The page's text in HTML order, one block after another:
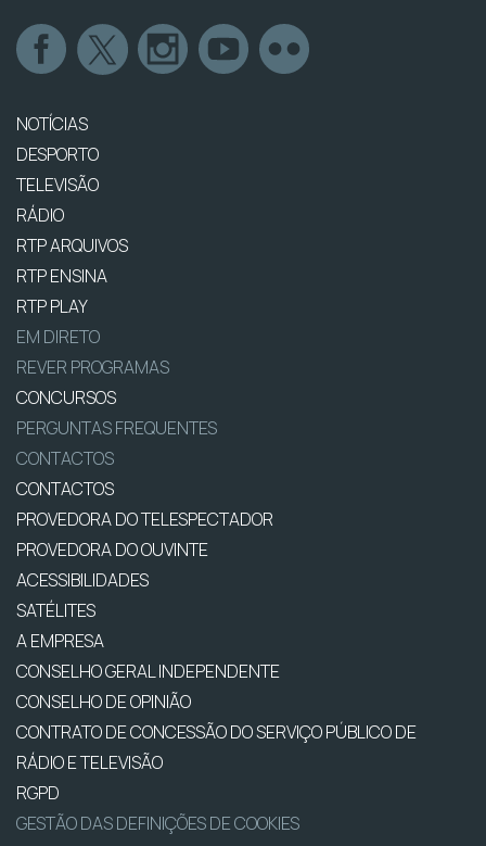
NOTÍCIAS
DESPORTO
TELEVISÃO
RÁDIO
RTP ARQUIVOS
RTP ENSINA
RTP PLAY
EM DIRETO
REVER PROGRAMAS
CONCURSOS
PERGUNTAS FREQUENTES
CONTACTOS
CONTACTOS
PROVEDORA DO TELESPECTADOR
PROVEDORA DO OUVINTE
ACESSIBILIDADES
SATÉLITES
A EMPRESA
CONSELHO GERAL INDEPENDENTE
CONSELHO DE OPINIÃO
CONTRATO DE CONCESSÃO DO SERVIÇO PÚBLICO DE
RÁDIO E TELEVISÃO
RGPD
GESTÃO DAS DEFINIÇÕES DE COOKIES